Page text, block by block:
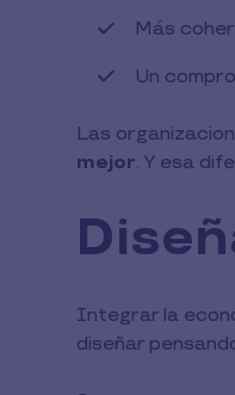
Más
Un
Las
mejor. Y esa
Integrar la
diseñar